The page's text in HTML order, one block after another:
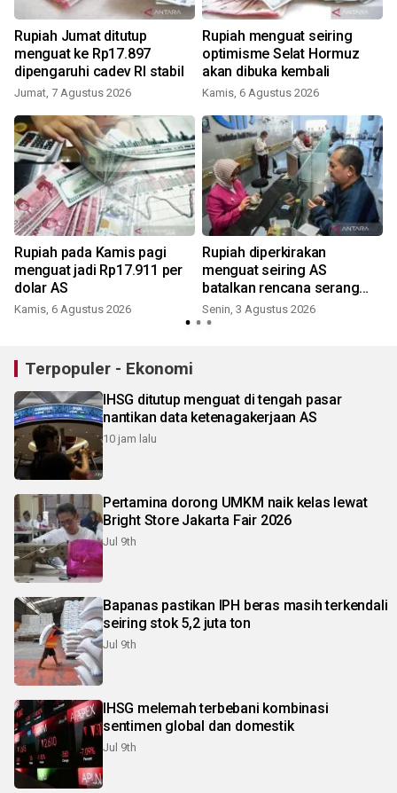
Rupiah Jumat ditutup
menguat ke Rp17.897
dipengaruhi cadev RI stabil
Jumat, 7 Agustus 2026
Rupiah menguat seiring
optimisme Selat Hormuz
akan dibuka kembali
Kamis, 6 Agustus 2026
Rupiah pada Kamis pagi
menguat jadi Rp17.911 per
dolar AS
Kamis, 6 Agustus 2026
Rupiah diperkirakan
menguat seiring AS
batalkan rencana serang
Iran
Senin, 3 Agustus 2026
Terpopuler - Ekonomi
IHSG ditutup menguat di tengah pasar
nantikan data ketenagakerjaan AS
10 jam lalu
Pertamina dorong UMKM naik kelas lewat
Bright Store Jakarta Fair 2026
Jul 9th
Bapanas pastikan IPH beras masih terkendali
seiring stok 5,2 juta ton
Jul 9th
IHSG melemah terbebani kombinasi
sentimen global dan domestik
Jul 9th